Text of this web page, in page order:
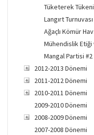
Tüketerek
Langırt Turnuvası
Ağaçlı Kömür
Mühendislik Etiği
Mangal Partisi #2
2012-2013 Dönemi
2011-2012 Dönemi
2010-2011 Dönemi
2009-2010 Dönemi
2008-2009 Dönemi
2007-2008 Dönemi